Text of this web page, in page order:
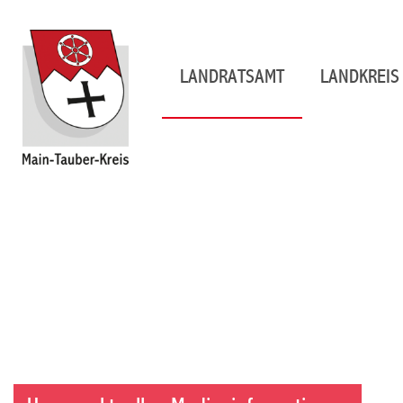
LANDRATSAMT